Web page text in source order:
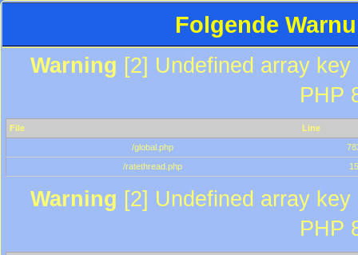
Folgende
Warning [2] Undefined array
PHP
File
Line
/global.php
/ratethread.php
15
Warning [2] Undefined array
PHP